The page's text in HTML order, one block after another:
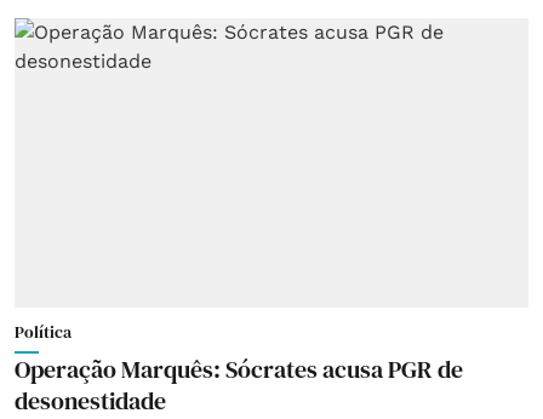
Política
Operação Marquês: Sócrates acusa PGR de
desonestidade